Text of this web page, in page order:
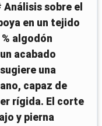
sobre el
en un tejido
algodón
acabado
una
capaz de
rígida. El corte
y pierna